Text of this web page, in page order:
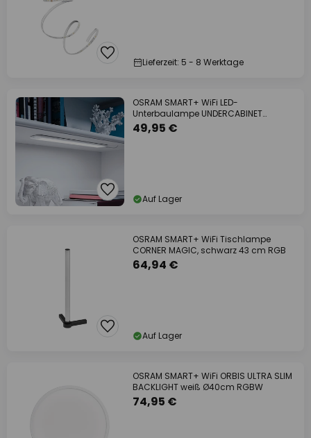
Lieferzeit: 5 - 8 Werktage
OSRAM SMART+ WiFi LED-
Unterbaulampe UNDERCABINET
Erweiterung
49,95 €
Auf Lager
OSRAM SMART+ WiFi Tischlampe
CORNER MAGIC, schwarz 43 cm RGB
64,94 €
Auf Lager
OSRAM SMART+ WiFi ORBIS ULTRA SLIM
BACKLIGHT weiß Ø40cm RGBW
74,95 €